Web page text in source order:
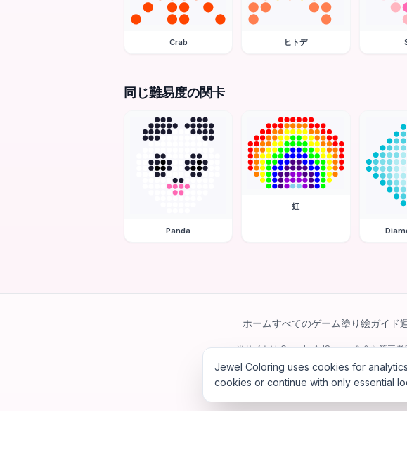
Crab ヒトデ
同じ難易度の関卡
Panda
虹
ホームすべてのゲーム塗り絵ガイド
当サイトは Google AdSense を含む第三者
パー
©2026 Jewel Coloring—
Jewel Coloring uses cookies for
cookies or continue with only essential